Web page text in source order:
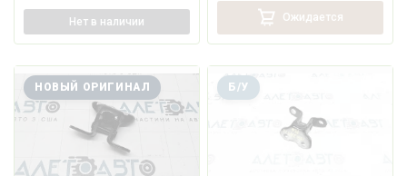
Нет в наличии Ожидается
НОВЫЙ ОРИГИНАЛ Б/У